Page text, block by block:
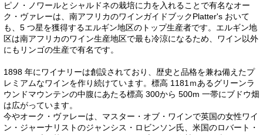
ピノ・ノワールとシャルドネの栽培に力を入れることで有名なオー
ク・ヴァレーは、南アフリカのワインガイドブックPlatter's おいて
も、5 つ星を獲得するエルギン地区のトップ生産者です。エルギン地
区は南アフリカのワイン生産地区で最も冷涼になるため、ワイン以外
にもリンゴの生産で有名です。
1898 年にワイナリーは創設されており、歴史と品格を兼ね備えたプ
レミアムなワインを作り続けています。標高 1181ｍあるグリーンラ
ウンドマウンテンの中腹にあたる標高 300から 500m 一帯にブドウ畑
は広がっています。
今やオーク・ヴァレーは、マスター・オブ・ワインで英国の女性ワイ
ン・ジャーナリストのジャンシス・ロビンソン氏、米国のロバート・